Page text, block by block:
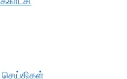
செய்திகள்